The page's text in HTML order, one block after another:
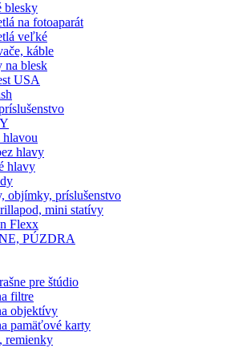
blesky
na fotoaparát
veľké
káble
na blesk
USA
hlavou
hlavy
hlavy
objímky, príslušenstvo
mini statívy
Flexx
PÚZDRA
pre štúdio
filtre
objektívy
pamäťové karty
remienky